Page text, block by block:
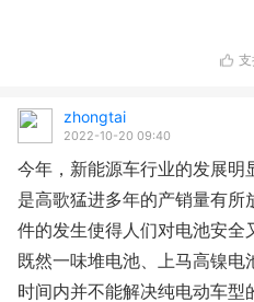
zhongtai
2022-10-20 09:40
今年，新能源车行业的发展明
是高歌猛进多年的产销量有
件的发生使得人们对电池安全
既然一味堆电池、上马高镍
时间内并不能解决纯电动车型